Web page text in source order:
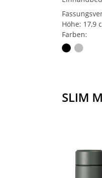
Höhe: 17,9
Farben:
SLIM